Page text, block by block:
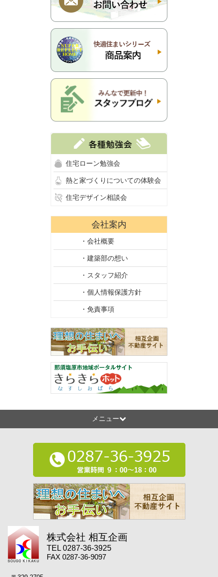
住宅ローン勉強会
熱と家づくりについての体験会
住宅デザイン相談会
会社案内
・会社概要
・建築部の想い
・スタッフ紹介
・個人情報保護方針
・免責事項
メニュー
株式会社 相互企画
TEL 0287-36-3925
FAX 0287-36-9097